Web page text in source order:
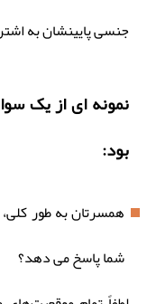
جنسی پایینشان به
نمونه ای از یک
بود:
همسرتان به طور
شما پاسخ می دهد؟